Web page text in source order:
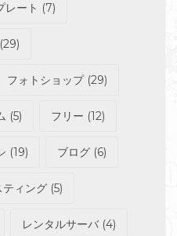
レート (7)
(29)
フォトショップ(29)
(5) フリー (12)
(19) ブログ (6)
ティング (5)
レンタルサーバ(4)